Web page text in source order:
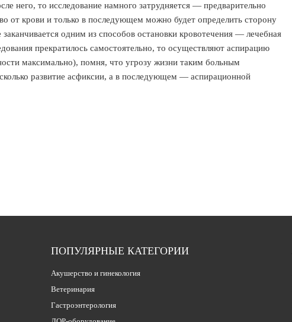
него, то исследование намного затрудняется — предварительно
от крови и только в последующем можно будет определить сторону
одним из способов остановки кровотечения — лечебная
прекратилось самостоятельно, то осуществляют аспирацию
максимально), помня, что угрозу жизни таким больным
развитие асфиксии, а в последующем — аспирационной
ПОПУЛЯРНЫЕ КАТЕГОРИИ
Акушерство и гинекология
Ветеринария
Гастроэнтерология